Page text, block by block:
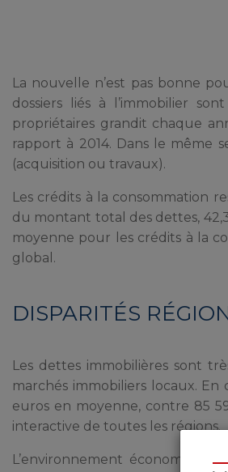
La nouvelle n’est pas bonne
dossiers liés à l’immobilier
propriétaires grandit chaque
rapport à 2014. Dans le même
(acquisition ou travaux).
Les crédits à la consommation
du montant total des dettes,
moyenne pour les crédits à la
global.
DISPARITÉS
Les dettes immobilières sont
marchés immobiliers locaux.
euros en moyenne, contre 85
interactive de toutes les régions.
L’environnement économique